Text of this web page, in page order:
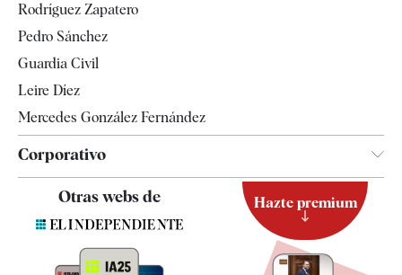
Televisión
Rodríguez Zapatero
Pedro Sánchez
Guardia Civil
Leire Díez
Mercedes González Fernández
Corporativo
Contacto
Otras webs de Hazte premium